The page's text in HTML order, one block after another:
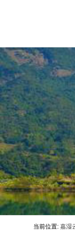
当前位置: 嘉湿